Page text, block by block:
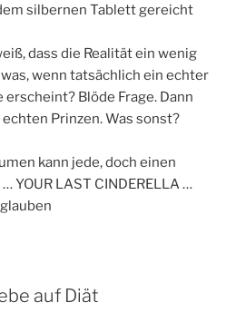
silbernen Tablett gereicht
dass die Realität ein wenig
wenn tatsächlich ein echter
Blöde Frage. Dann
Prinzen. Was sonst?
kann jede, doch einen
YOUR LAST CINDERELLA …
auf Diät